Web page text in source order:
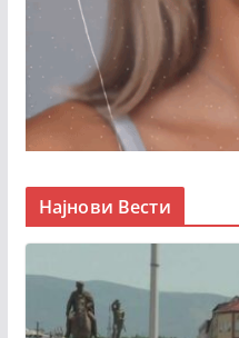
Најнови Вести